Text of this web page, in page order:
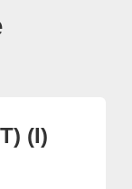
(I)